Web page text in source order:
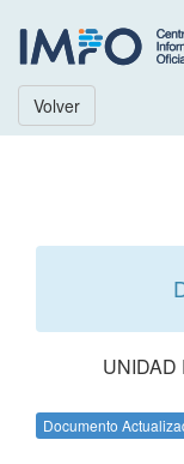
Volver
UNIDAD
Documento